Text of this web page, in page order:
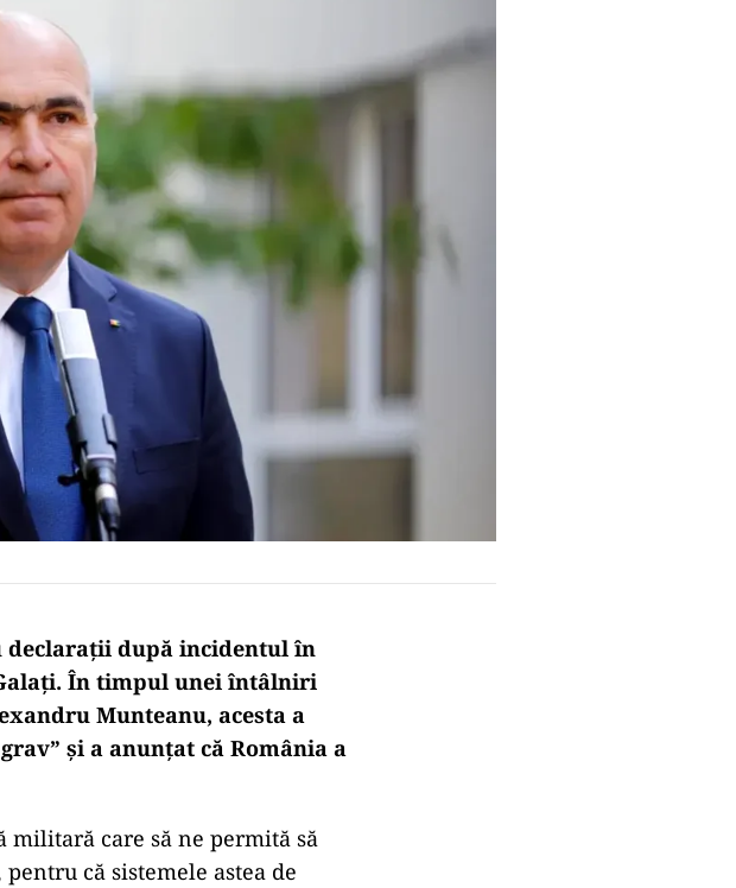
după incidentul în
În timpul unei întâlniri
Munteanu, acesta a
și a anunțat că România a
militară care să ne permită să
că sistemele astea de